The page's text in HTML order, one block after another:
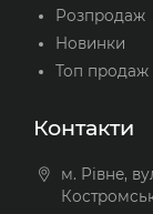
Розпродаж
Новинки
Топ продаж
Контакти
м. Рівне,